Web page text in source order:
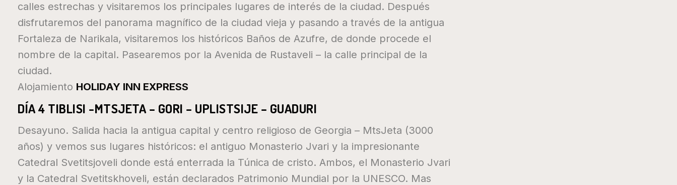
calles estrechas y visitaremos los principales lugares de interés de la ciudad. Después
disfrutaremos del panorama magnífico de la ciudad vieja y pasando a través de la antigua
Fortaleza de Narikala, visitaremos los históricos Baños de Azufre, de donde procede el
nombre de la capital. Pasearemos por la Avenida de Rustaveli – la calle principal de la
ciudad.
Alojamiento HOLIDAY INN EXPRESS
DÍA 4 TIBLISI -MTSJETA – GORI – UPLISTSIJE – GUADURI
Desayuno. Salida hacia la antigua capital y centro religioso de Georgia – MtsJeta (3000
años) y vemos sus lugares históricos: el antiguo Monasterio Jvari y la impresionante
Catedral Svetitsjoveli donde está enterrada la Túnica de cristo. Ambos, el Monasterio Jvari
y la Catedral Svetitskhoveli, están declarados Patrimonio Mundial por la UNESCO. Mas